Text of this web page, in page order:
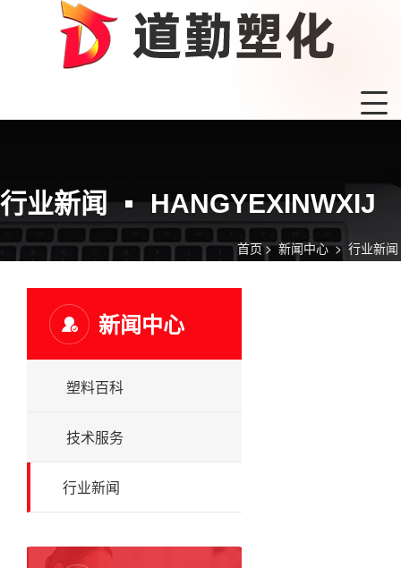
行业新闻 HANGYEXINWXIJ
首页 >新闻中心> 行业新闻
新闻中心
塑料百科
技术服务
行业新闻